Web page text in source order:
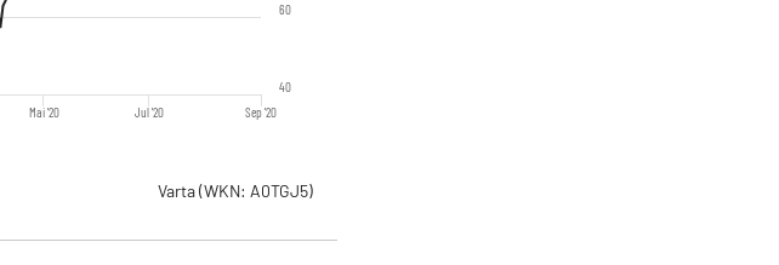
Mai '20 Jul '20 Sep '20
40
60
Varta(WKN: A0TGJ5)